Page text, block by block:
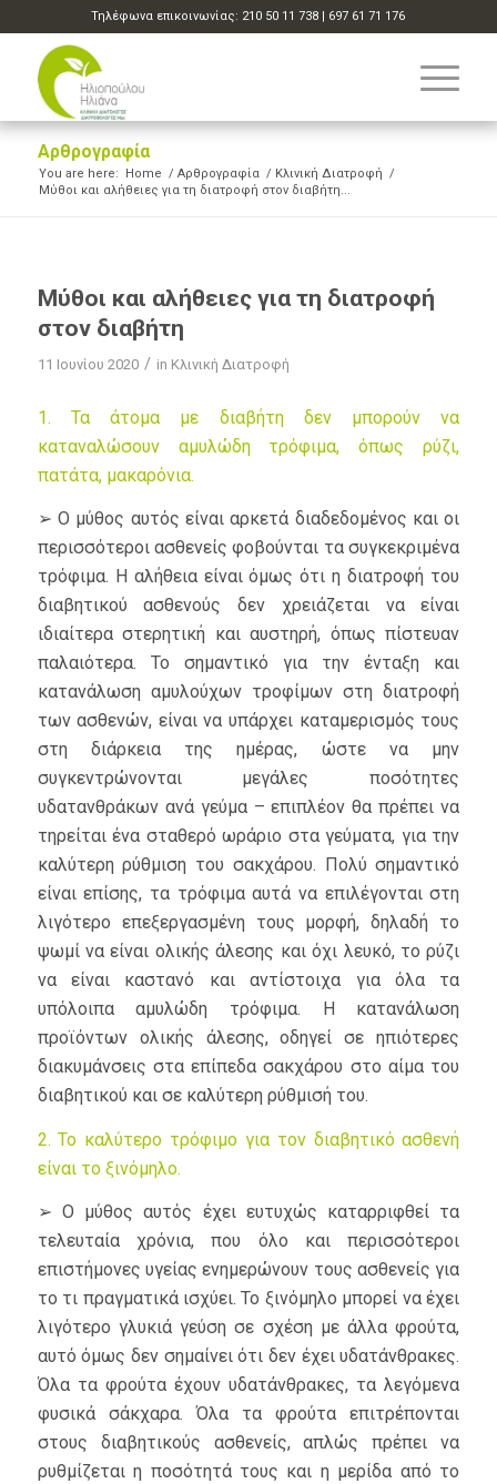
Τηλέφωνα επικοινωνίας: 210 50 11 738 | 697 61 71 176
Αρθρογραφία
You are here: Home / Αρθρογραφία / Κλινική Διατροφή /
Μύθοι και αλήθειες για τη διατροφή στον διαβήτη...
Μύθοι και αλήθειες για τη διατροφή
στον διαβήτη
11 Ιουνίου 2020 / in Κλινική Διατροφή
1. Τα άτομα με διαβήτη δεν μπορούν να
καταναλώσουν αμυλώδη τρόφιμα, όπως ρύζι,
πατάτα, μακαρόνια.
➢ Ο μύθος αυτός είναι αρκετά διαδεδομένος και οι
περισσότεροι ασθενείς φοβούνται τα συγκεκριμένα
τρόφιμα. Η αλήθεια είναι όμως ότι η διατροφή του
διαβητικού ασθενούς δεν χρειάζεται να είναι
ιδιαίτερα στερητική και αυστηρή, όπως πίστευαν
παλαιότερα. Το σημαντικό για την ένταξη και
κατανάλωση αμυλούχων τροφίμων στη διατροφή
των ασθενών, είναι να υπάρχει καταμερισμός τους
στη διάρκεια της ημέρας, ώστε να μην
συγκεντρώνονται μεγάλες ποσότητες
υδατανθράκων ανά γεύμα – επιπλέον θα πρέπει να
τηρείται ένα σταθερό ωράριο στα γεύματα, για την
καλύτερη ρύθμιση του σακχάρου. Πολύ σημαντικό
είναι επίσης, τα τρόφιμα αυτά να επιλέγονται στη
λιγότερο επεξεργασμένη τους μορφή, δηλαδή το
ψωμί να είναι ολικής άλεσης και όχι λευκό, το ρύζι
να είναι καστανό και αντίστοιχα για όλα τα
υπόλοιπα αμυλώδη τρόφιμα. Η κατανάλωση
προϊόντων ολικής άλεσης, οδηγεί σε ηπιότερες
διακυμάνσεις στα επίπεδα σακχάρου στο αίμα του
διαβητικού και σε καλύτερη ρύθμισή του.
2. Το καλύτερο τρόφιμο για τον διαβητικό ασθενή
είναι το ξινόμηλο.
➢ Ο μύθος αυτός έχει ευτυχώς καταρριφθεί τα
τελευταία χρόνια, που όλο και περισσότεροι
επιστήμονες υγείας ενημερώνουν τους ασθενείς για
το τι πραγματικά ισχύει. Το ξινόμηλο μπορεί να έχει
λιγότερο γλυκιά γεύση σε σχέση με άλλα φρούτα,
αυτό όμως δεν σημαίνει ότι δεν έχει υδατάνθρακες.
Όλα τα φρούτα έχουν υδατάνθρακες, τα λεγόμενα
φυσικά σάκχαρα. Όλα τα φρούτα επιτρέπονται
στους διαβητικούς ασθενείς, απλώς πρέπει να
ρυθμίζεται η ποσότητά τους και η μερίδα από το